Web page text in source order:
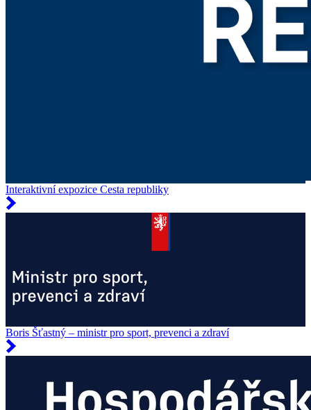
Interaktivní expozice Cesta republiky
Boris Šťastný – ministr pro sport, prevenci a zdraví